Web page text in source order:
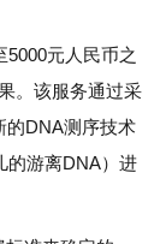
元人民币之
。该服务通过采
的DNA测序技术
的游离DNA）进